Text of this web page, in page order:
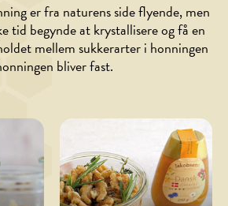
er fra naturens side flyende, men
tid begynde at krystallisere og få en
mellem sukkerarter i honningen
bliver fast.